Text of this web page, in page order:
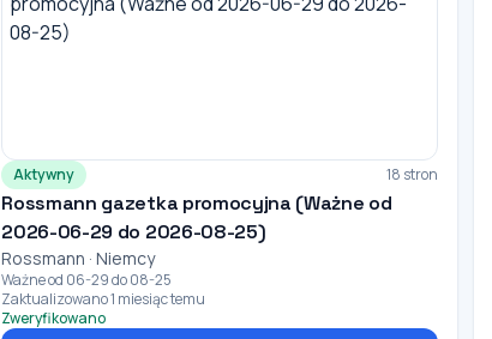
Aktywny 18 stron
Rossmann gazetka promocyjna (Ważne od
2026-06-29 do 2026-08-25)
Rossmann · Niemcy
Ważne od 06-29 do 08-25
Zaktualizowano 1 miesiąc temu
Zweryfikowano